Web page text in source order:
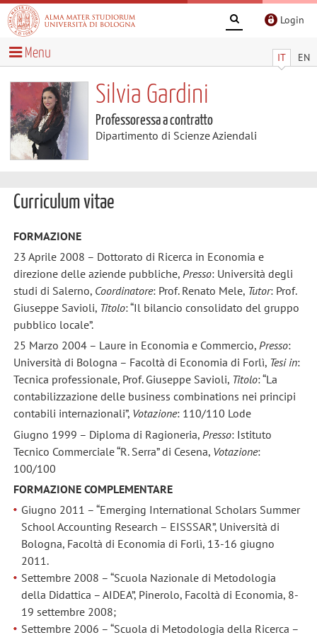
Login
IT EN
Menu
Silvia Gardini
Professoressa a contratto
Dipartimento di Scienze Aziendali
Curriculum vitae
FORMAZIONE
23 Aprile 2008 – Dottorato di Ricerca in Economia e
direzione delle aziende pubbliche, Presso: Università degli
studi di Salerno, Coordinatore: Prof. Renato Mele, Tutor: Prof.
Giuseppe Savioli, Titolo: “Il bilancio consolidato del gruppo
pubblico locale”.
25 Marzo 2004 – Laure in Economia e Commercio, Presso:
Università di Bologna – Facoltà di Economia di Forlì, Tesi in:
Tecnica professionale, Prof. Giuseppe Savioli, Titolo: “La
contabilizzazione delle business combinations nei principi
contabili internazionali”, Votazione: 110/110 Lode
Giugno 1999 – Diploma di Ragioneria, Presso: Istituto
Tecnico Commerciale “R. Serra” di Cesena, Votazione:
100/100
FORMAZIONE COMPLEMENTARE
Giugno 2011 – “Emerging International Scholars Summer
School Accounting Research – EISSSAR”, Università di
Bologna, Facoltà di Economia di Forlì, 13-16 giugno
2011.
Settembre 2008 – “Scuola Nazionale di Metodologia
della Didattica – AIDEA”, Pinerolo, Facoltà di Economia, 8-
19 settembre 2008;
Settembre 2006 – “Scuola di Metodologia della Ricerca –